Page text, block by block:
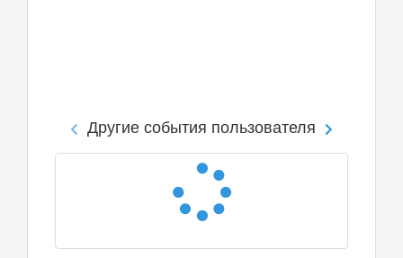
Другие события пользователя